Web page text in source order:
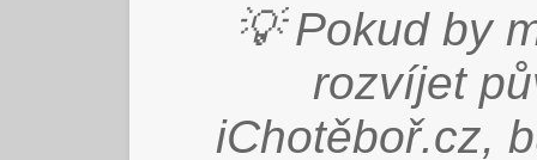
💡 Pokud by
rozvíjet
iChotěboř.cz,